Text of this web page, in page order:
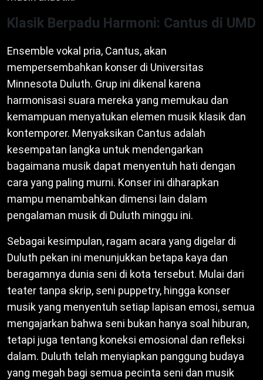
Klasik Berpadu Harmoni: Cantus di UMD
Ensemble vokal pria, Cantus, akan
mempersembahkan konser di Universitas
Minnesota Duluth. Grup ini dikenal karena
harmonisasi suara mereka yang memukau dan
kemampuan menyatukan elemen musik klasik dan
kontemporer. Menyaksikan Cantus adalah
kesempatan langka untuk mendengarkan
bagaimana musik dapat menyentuh hati dengan
cara yang paling murni. Konser ini diharapkan
mampu menambahkan dimensi lain dalam
pengalaman musik di Duluth minggu ini.
Sebagai kesimpulan, ragam acara yang digelar di
Duluth pekan ini menunjukkan betapa kaya dan
beragamnya dunia seni di kota tersebut. Mulai dari
teater tanpa skrip, seni puppetry, hingga konser
musik yang menyentuh setiap lapisan emosi, semua
mengajarkan bahwa seni bukan hanya soal hiburan,
tetapi juga tentang koneksi emosional dan refleksi
dalam. Duluth telah menyiapkan panggung budaya
yang megah bagi semua pecinta seni dan musik